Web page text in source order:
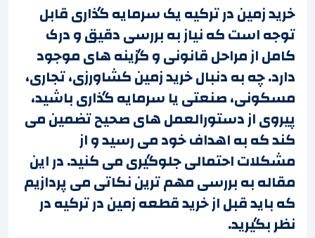
خرید زمین در ترکیه یک سرمایه گذاری قابل
توجه است که نیاز به بررسی دقیق و درک
کامل از مراحل قانونی و گزینه های موجود
دارد. چه به دنبال خرید زمین کشاورزی، تجاری،
مسکونی، صنعتی یا سرمایه گذاری باشید،
پیروی از دستورالعمل های صحیح تضمین می
کند که به اهداف خود می رسید و از
مشکلات احتمالی جلوگیری می کنید. در این
مقاله به بررسی مهم ترین نکاتی می پردازیم
که باید قبل از خرید قطعه زمین در ترکیه در
نظر بگیرید.